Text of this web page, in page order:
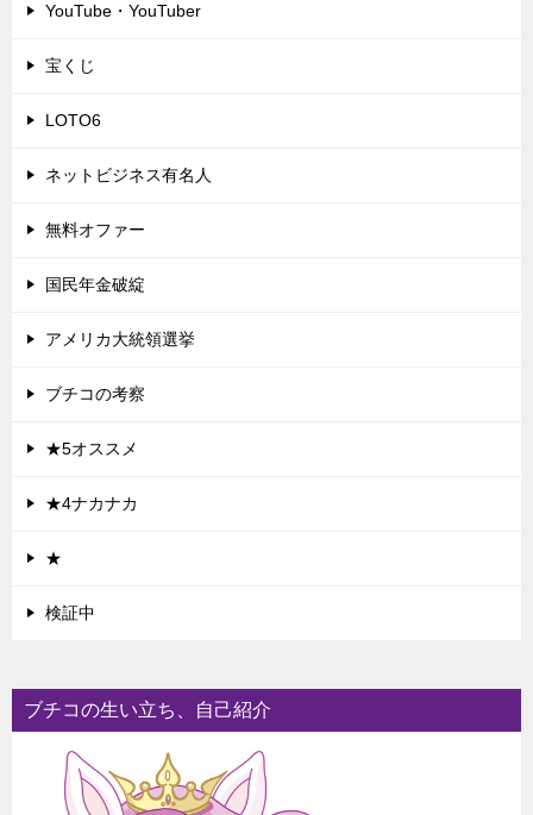
YouTube・YouTuber
宝くじ
LOTO6
ネットビジネス有名人
無料オファー
国民年金破綻
アメリカ大統領選挙
ブチコの考察
★5オススメ
★4ナカナカ
★
検証中
ブチコの生い立ち、自己紹介